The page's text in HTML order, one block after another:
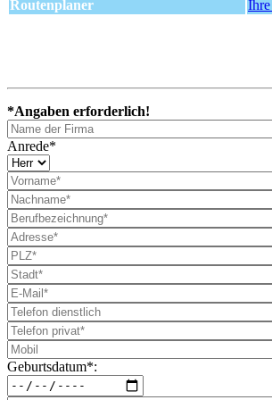
Routenplaner
*Angaben erforderlich!
Anrede*
Geburtsdatum*: